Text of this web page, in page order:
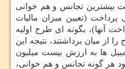
بیشترین تجانس و هم خوانی
پرداخت (تعیین میزان مالیات
آنها)، بگونه ای طرح اولیه
از میان برداشتند، نتیجه این
ها به ارزش بیست میلیون
هر گونه تجانس و هم خوانی،